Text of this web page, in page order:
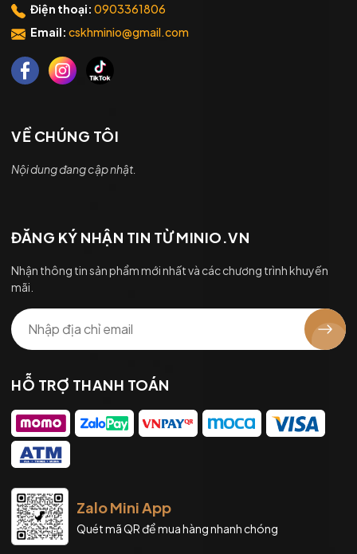
Điện thoại: 0903361806
Email: cskhminio@gmail.com
VỀ CHÚNG TÔI
Nội dung đang cập nhật.
ĐĂNG KÝ NHẬN TIN TỪ MINIO.VN
Nhận thông tin sản phẩm mới nhất và các chương trình khuyến
mãi.
HỖ TRỢ THANH TOÁN
Zalo Mini App
Quét mã QR để mua hàng nhanh chóng